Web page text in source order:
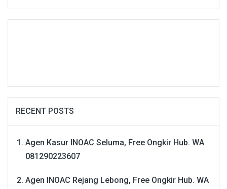
RECENT POSTS
Agen Kasur INOAC Seluma, Free Ongkir Hub. WA
081290223607
Agen INOAC Rejang Lebong, Free Ongkir Hub. WA